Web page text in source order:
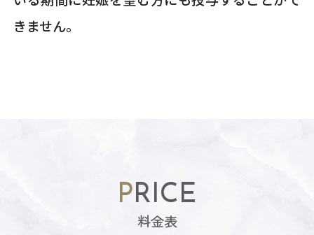
きません。
PRICE
料金表